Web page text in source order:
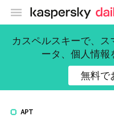
カス
カスペルスキーで、
ータ、個人情報
無料で
APT